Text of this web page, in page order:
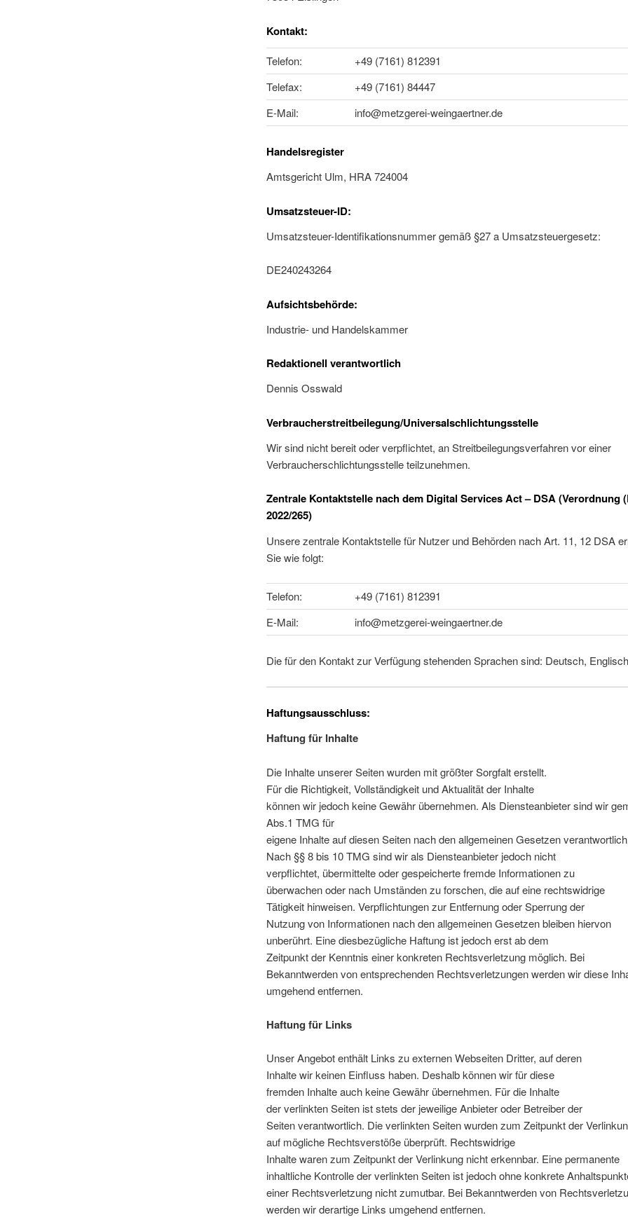
Kontakt:
Telefon:
+49 (7161) 812391
Telefax:
+49 (7161) 84447
E-Mail:
info@metzgerei-weingaertner.de
Handelsregister
Amtsgericht Ulm, HRA 724004
Umsatzsteuer-ID:
Umsatzsteuer-Identifikationsnummer gemäß §27 a Umsatzsteuergesetz:
DE240243264
Aufsichtsbehörde:
Industrie- und Handelskammer
Redaktionell verantwortlich
Dennis Osswald
Verbraucherstreitbeilegung/Universalschlichtungsstelle
Wir sind nicht bereit oder verpflichtet, an Streitbeilegungsverfahren vor einer
Verbraucherschlichtungsstelle teilzunehmen.
Zentrale Kontaktstelle nach dem Digital Services Act – DSA (Verordnung
2022/265)
Unsere zentrale Kontaktstelle für Nutzer und Behörden nach Art. 11, 12 DSA
Sie wie folgt:
Telefon:
+49 (7161) 812391
E-Mail:
info@metzgerei-weingaertner.de
Die für den Kontakt zur Verfügung stehenden Sprachen sind: Deutsch,
Haftungsausschluss:
Haftung für Inhalte
Die Inhalte unserer Seiten wurden mit größter Sorgfalt erstellt.
Für die Richtigkeit, Vollständigkeit und Aktualität der Inhalte
können wir jedoch keine Gewähr übernehmen. Als Diensteanbieter sind wir
Abs.1 TMG für
eigene Inhalte auf diesen Seiten nach den allgemeinen Gesetzen
Nach §§ 8 bis 10 TMG sind wir als Diensteanbieter jedoch nicht
verpflichtet, übermittelte oder gespeicherte fremde Informationen zu
überwachen oder nach Umständen zu forschen, die auf eine rechtswidrige
Tätigkeit hinweisen. Verpflichtungen zur Entfernung oder Sperrung der
Nutzung von Informationen nach den allgemeinen Gesetzen bleiben hiervon
unberührt. Eine diesbezügliche Haftung ist jedoch erst ab dem
Zeitpunkt der Kenntnis einer konkreten Rechtsverletzung möglich. Bei
Bekanntwerden von entsprechenden Rechtsverletzungen werden wir diese
umgehend entfernen.
Haftung für Links
Unser Angebot enthält Links zu externen Webseiten Dritter, auf deren
Inhalte wir keinen Einfluss haben. Deshalb können wir für diese
fremden Inhalte auch keine Gewähr übernehmen. Für die Inhalte
der verlinkten Seiten ist stets der jeweilige Anbieter oder Betreiber der
Seiten verantwortlich. Die verlinkten Seiten wurden zum Zeitpunkt der
auf mögliche Rechtsverstöße überprüft. Rechtswidrige
Inhalte waren zum Zeitpunkt der Verlinkung nicht erkennbar. Eine permanente
inhaltliche Kontrolle der verlinkten Seiten ist jedoch ohne konkrete
einer Rechtsverletzung nicht zumutbar. Bei Bekanntwerden von
werden wir derartige Links umgehend entfernen.